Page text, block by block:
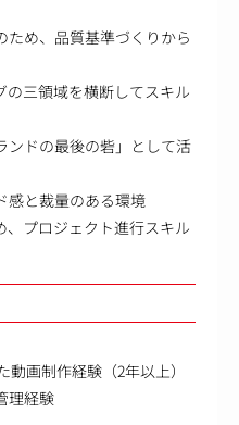
ため、品質基準づくりから
の三領域を横断してスキル
ンドの最後の砦」として活
感と裁量のある環境
、プロジェクト進行スキル
画制作経験（2年以上）
理経験